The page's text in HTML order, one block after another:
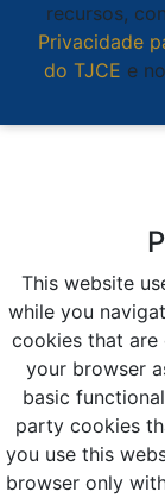
recursos,
Privacidade
do TJCE e
This website
while you
cookies that are
your browser
basic
party cookies
you use this
browser only